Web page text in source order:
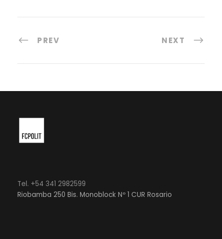
PREV NEXT
Tel. +54 341 2982599
Riobamba 250 Bis. Monoblock Nº 1 CUR Rosario